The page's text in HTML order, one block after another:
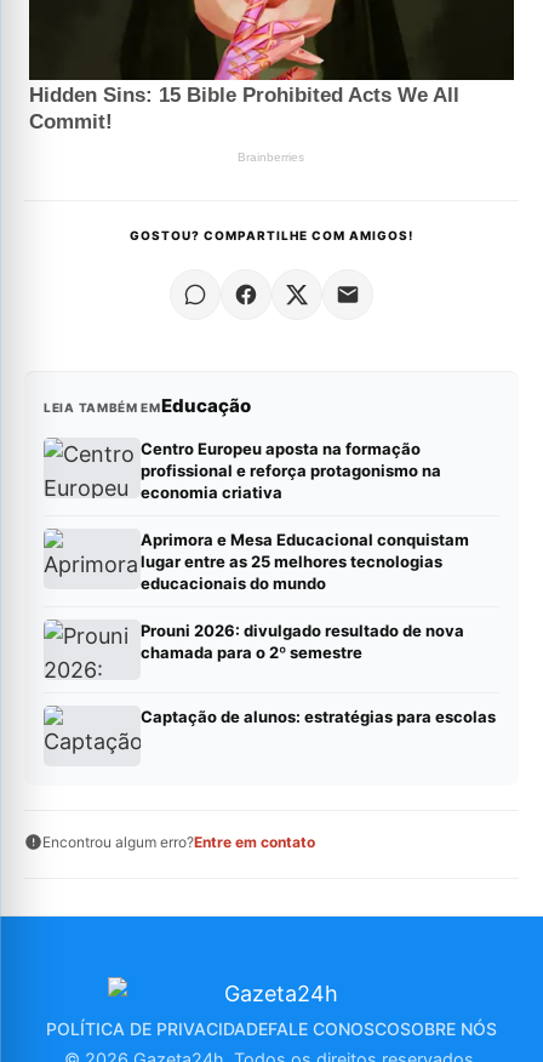
GOSTOU? COMPARTILHE COM AMIGOS!
LEIA TAMBÉM EMEducação
Centro Europeu aposta na formação
profissional e reforça protagonismo na
economia criativa
Aprimora e Mesa Educacional conquistam
lugar entre as 25 melhores tecnologias
educacionais do mundo
Prouni 2026: divulgado resultado de nova
chamada para o 2º semestre
Captação de alunos: estratégias para escolas
Encontrou algum erro?Entre em contato
POLÍTICA DE PRIVACIDADEFALE CONOSCOSOBRE NÓS